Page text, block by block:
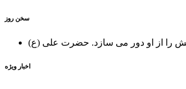
سخن روز
را از او دور می سازد.
اخبار ویژه